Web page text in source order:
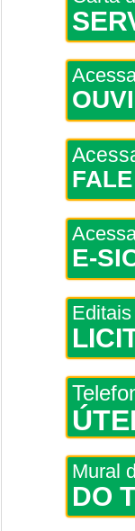
E-
Mural
DO